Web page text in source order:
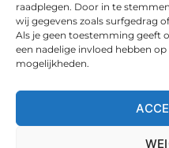
raadplegen. Door in te
wij gegevens zoals surfgedrag
Als je geen toestemming geeft
een nadelige invloed hebben
mogelijkheden.